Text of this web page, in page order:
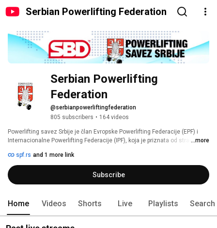
Serbian Powerlifting Federation
Serbian Powerlifting
Federation
@serbianpowerliftingfederation
805 subscribers • 164 videos
Powerlifting savez Srbije je član Evropske Powerlifting Federacije (EPF) i
Internacionalne Powerlifting Federacije (IPF), koja je priznata od strane
omladine i sporta Republike Srbije i Sportskog saveza Srbije.
...more
spf.rs and 1 more link
Subscribe
Home Videos Shorts Live Playlists Search